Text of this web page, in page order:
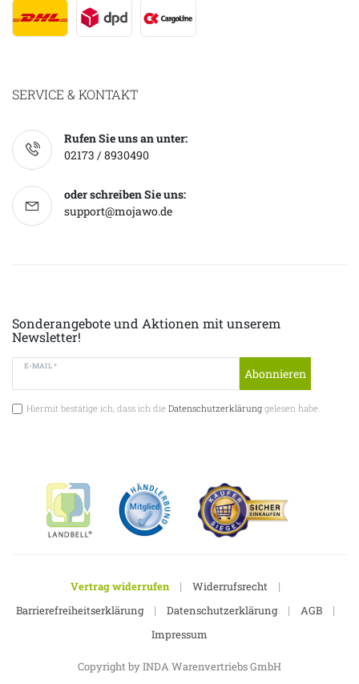
SERVICE & KONTAKT
Rufen Sie uns an unter:
02173 / 8930490
oder schreiben Sie uns:
support@mojawo.de
Sonderangebote und Aktionen mit unserem
Newsletter!
E-MAIL *
Abonnieren
Hiermit bestätige ich, dass ich die Datenschutzerklärunggelesen habe.
Vertrag widerrufen | Widerrufsrecht |
Barrierefreiheitserklärung | Datenschutzerklärung | AGB |
Impressum
Copyright by INDA Warenvertriebs GmbH